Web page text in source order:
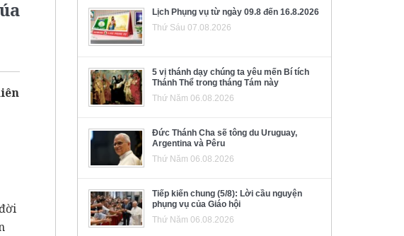
Lịch Phụng vụ từ ngày 09.8 đến 16.8.2026
Thứ Sáu 07.08.2026
5 vị thánh dạy chúng ta yêu mến Bí tích
Thánh Thể trong tháng Tám này
Thứ Năm 06.08.2026
Đức Thánh Cha sẽ tông du Uruguay,
Argentina và Pêru
Thứ Năm 06.08.2026
Tiếp kiến chung (5/8): Lời cầu nguyện
phụng vụ của Giáo hội
Thứ Năm 06.08.2026